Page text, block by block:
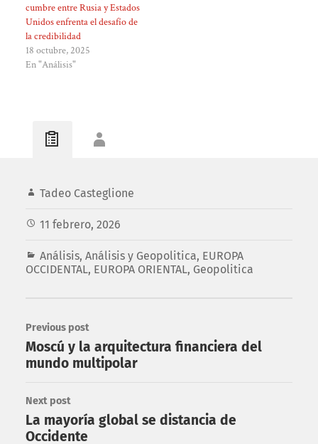
cumbre entre Rusia y Estados
Unidos enfrenta el desafío de
la credibilidad
18 octubre, 2025
En "Análisis"
Tadeo Casteglione
11 febrero, 2026
Análisis, Análisis y Geopolitica, EUROPA
OCCIDENTAL, EUROPA ORIENTAL, Geopolitica
Previous post
Moscú y la arquitectura financiera del
mundo multipolar
Next post
La mayoría global se distancia de
Occidente